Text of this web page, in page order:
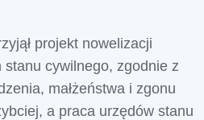
projekt nowelizacji
cywilnego, zgodnie z
małżeństwa i zgonu
a praca urzędów stanu